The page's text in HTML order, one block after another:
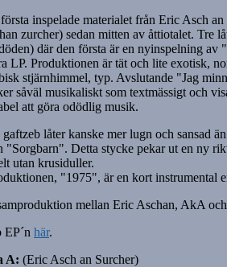
inspelade materialet från Eric Asch
zurcher) sedan mitten av åttiotalet. Tre
där den första är en nyinspelning av
LP. Produktionen är tät och lite exotisk,
stjärnhimmel, typ. Avslutande "Jag
såväl musikaliskt som textmässigt och
att göra odödlig musik.
gaftzeb låter kanske mer lugn och sansad
"Sorgbarn". Detta stycke pekar ut en ny
utan krusiduller.
"1975", är en kort instrumental
mellan Eric Aschan, AkA
här.
A: (Eric Asch an Surcher)